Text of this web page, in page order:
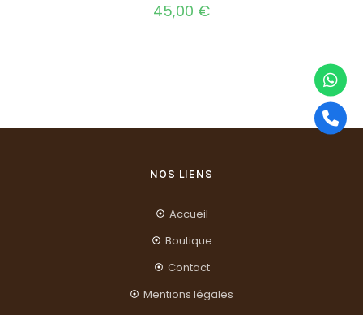
45,00 €
NOS LIENS
Accueil
Boutique
Contact
Mentions légales